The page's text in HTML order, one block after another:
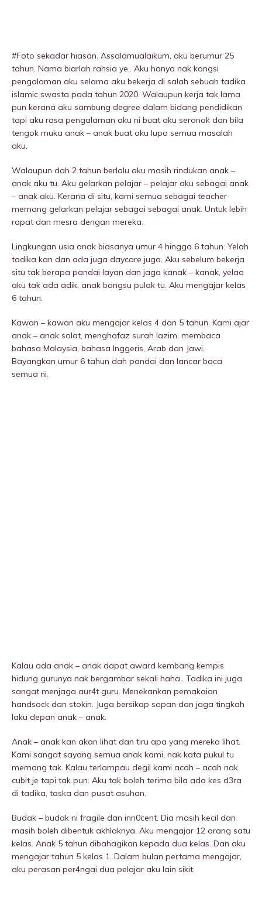
#Foto sekadar hiasan. Assalamualaikum, aku berumur 25
tahun. Nama biarlah rahsia ye.. Aku hanya nak kongsi
pengalaman aku selama aku bekerja di salah sebuah tadika
islamic swasta pada tahun 2020. Walaupun kerja tak lama
pun kerana aku sambung degree dalam bidang pendidikan
tapi aku rasa pengalaman aku ni buat aku seronok dan bila
tengok muka anak – anak buat aku lupa semua masalah
aku.
Walaupun dah 2 tahun berlalu aku masih rindukan anak –
anak aku tu. Aku gelarkan pelajar – pelajar aku sebagai anak
– anak aku. Kerana di situ, kami semua sebagai teacher
memang gelarkan pelajar sebagai sebagai anak. Untuk lebih
rapat dan mesra dengan mereka.
Lingkungan usia anak biasanya umur 4 hingga 6 tahun. Yelah
tadika kan dan ada juga daycare juga. Aku sebelum bekerja
situ tak berapa pandai layan dan jaga kanak – kanak, yelaa
aku tak ada adik, anak bongsu pulak tu. Aku mengajar kelas
6 tahun.
Kawan – kawan aku mengajar kelas 4 dan 5 tahun. Kami ajar
anak – anak solat, menghafaz surah lazim, membaca
bahasa Malaysia, bahasa Inggeris, Arab dan Jawi.
Bayangkan umur 6 tahun dah pandai dan lancar baca
semua ni.
Kalau ada anak – anak dapat award kembang kempis
hidung gurunya nak bergambar sekali haha.. Tadika ini juga
sangat menjaga aur4t guru. Menekankan pemakaian
handsock dan stokin. Juga bersikap sopan dan jaga tingkah
laku depan anak – anak.
Anak – anak kan akan lihat dan tiru apa yang mereka lihat.
Kami sangat sayang semua anak kami, nak kata pukuI tu
memang tak. Kalau terIampau degil kami acah – acah nak
cubit je tapi tak pun. Aku tak boleh terima bila ada kes d3ra
di tadika, taska dan pusat asuhan.
Budak – budak ni fragiIe dan inn0cent. Dia masih kecil dan
masih boleh dibentuk akhlaknya. Aku mengajar 12 orang satu
kelas. Anak 5 tahun dibahagikan kepada dua kelas. Dan aku
mengajar tahun 5 kelas 1. Dalam bulan pertama mengajar,
aku perasan per4ngai dua pelajar aku lain sikit.